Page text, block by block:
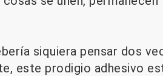
siquiera pensar dos
este prodigio adhesivo